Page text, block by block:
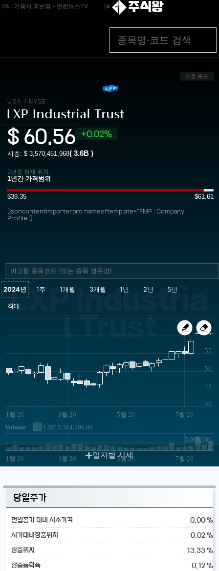
가중치 未반영 - 연합뉴스TV [속보] 與 제주·인천 최고위원서 박선원, 최민
주식왕
프로 모드
USA / NYSE
LXP Industrial Trust
$ 60.56 0.02%
시총: $ 3,570,451,968( 3.6B )
1년중 현재 위치
$39.35 $61.61
[jsoncontentimporterpro nameoftemplate="FMP : Company
Profile"]
LXP Industria
l Trust
1월 26 3월 26 5월 26 7월 26
40
45
50
55
60
Volume LXP 5,314,000.00
1월 26 3월 26 5월 26 7월 26
0
5,000,000
JS chart by amCharts
일자별 시세
당일주가
전일종가 대비 시초가격 0.00 %
시가대비장중위치 0.02 %
장중위치 13.33 %
장중등락폭 0.12 %